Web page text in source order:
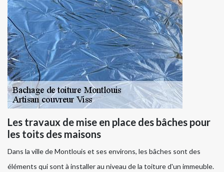
Les travaux de mise en place des bâches pour
les toits des maisons
Dans la ville de Montlouis et ses environs, les bâches sont des
éléments qui sont à installer au niveau de la toiture d'un immeuble.